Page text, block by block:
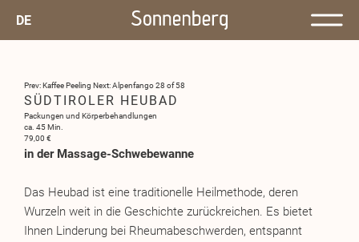
DE
Prev: Kaffee Peeling Next: Alpenfango28 of 58
SÜDTIROLER HEUBAD
Packungen und Körperbehandlungen
ca. 45 Min.
79,00 €
in der Massage-Schwebewanne
Das Heubad ist eine traditionelle Heilmethode, deren
Wurzeln weit in die Geschichte zurückreichen. Es bietet
Ihnen Linderung bei Rheumabeschwerden, entspannt